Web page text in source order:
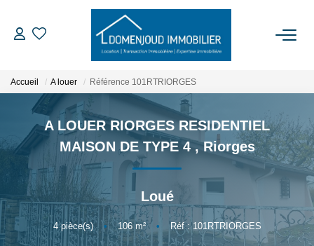
ACHETER
LOUER
EXPERTISER
NOTRE AGENCE
Accueil A louer Référence 101RTRIORGES
A LOUER RIORGES RESIDENTIEL
MAISON DE TYPE 4 ,Riorges
Loué
4pièce(s) • 106m² • Réf : 101RTRIORGES